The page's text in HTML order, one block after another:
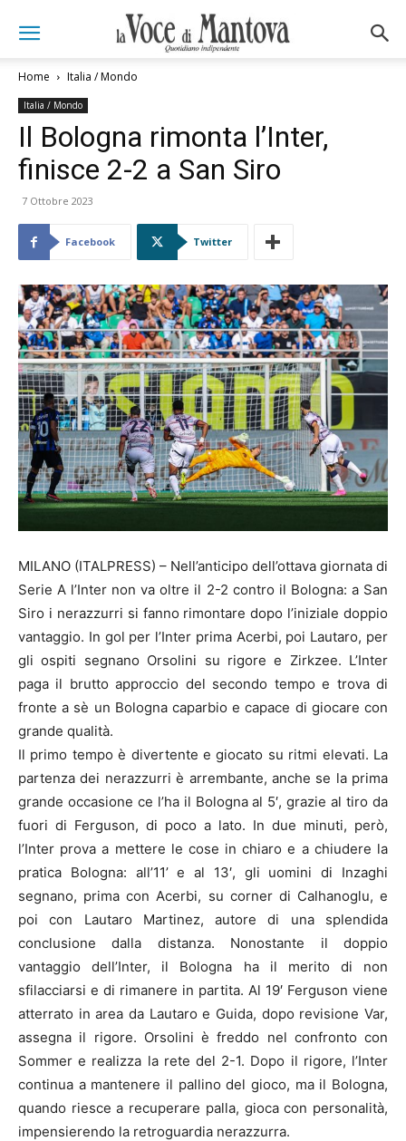
Home Italia / Mondo
Italia / Mondo
Il Bologna rimonta l’Inter,
finisce 2-2 a San Siro
7 Ottobre 2023
Facebook Twitter
MILANO (ITALPRESS) – Nell’anticipo dell’ottava giornata di
Serie A l’Inter non va oltre il 2-2 contro il Bologna: a San
Siro i nerazzurri si fanno rimontare dopo l’iniziale doppio
vantaggio. In gol per l’Inter prima Acerbi, poi Lautaro, per
gli ospiti segnano Orsolini su rigore e Zirkzee. L’Inter
paga il brutto approccio del secondo tempo e trova di
fronte a sè un Bologna caparbio e capace di giocare con
grande qualità.
Il primo tempo è divertente e giocato su ritmi elevati. La
partenza dei nerazzurri è arrembante, anche se la prima
grande occasione ce l’ha il Bologna al 5′, grazie al tiro da
fuori di Ferguson, di poco a lato. In due minuti, però,
l’Inter prova a mettere le cose in chiaro e a chiudere la
pratica Bologna: all’11’ e al 13′, gli uomini di Inzaghi
segnano, prima con Acerbi, su corner di Calhanoglu, e
poi con Lautaro Martinez, autore di una splendida
conclusione dalla distanza. Nonostante il doppio
vantaggio dell’Inter, il Bologna ha il merito di non
sfilacciarsi e di rimanere in partita. Al 19′ Ferguson viene
atterrato in area da Lautaro e Guida, dopo revisione Var,
assegna il rigore. Orsolini è freddo nel confronto con
Sommer e realizza la rete del 2-1. Dopo il rigore, l’Inter
continua a mantenere il pallino del gioco, ma il Bologna,
quando riesce a recuperare palla, gioca con personalità,
impensierendo la retroguardia nerazzurra.